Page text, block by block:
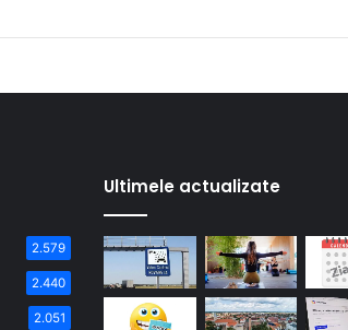
2.579
2.440
2.051
Ultimele actualizate